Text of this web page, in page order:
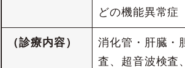
どの機能異常症
（診療内容）
消化管・肝臓・
査、超音波検査